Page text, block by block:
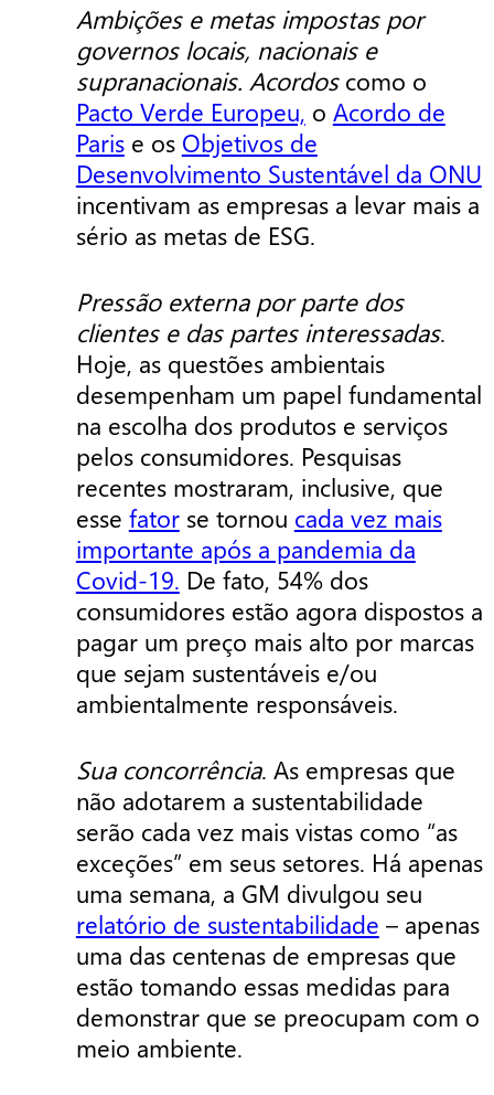
Ambições e metas impostas por
governos locais, nacionais e
supranacionais. Acordos como o
Pacto Verde Europeu, o Acordo de
Parise os Objetivos de
Desenvolvimento Sustentável da ONU
incentivam as empresas a levar mais a
sério as metas de ESG.
Pressão externa por parte dos
clientes e das partes interessadas.
Hoje, as questões ambientais
desempenham um papel fundamental
na escolha dos produtos e serviços
pelos consumidores. Pesquisas
recentes mostraram, inclusive, que
esse fatorse tornou cada vez mais
importante após a pandemia da
Covid-19. De fato, 54% dos
consumidores estão agora dispostos a
pagar um preço mais alto por marcas
que sejam sustentáveis e/ou
ambientalmente responsáveis.
Sua concorrência. As empresas que
não adotarem a sustentabilidade
serão cada vez mais vistas como “as
exceções” em seus setores. Há apenas
uma semana, a GM divulgou seu
relatório de sustentabilidade – apenas
uma das centenas de empresas que
estão tomando essas medidas para
demonstrar que se preocupam com o
meio ambiente.